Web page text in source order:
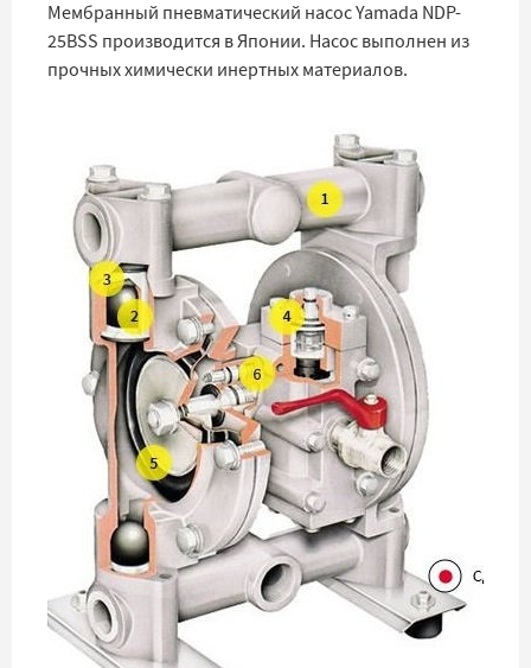
Мембранный пневматический насос Yamada NDP-
25BSS производится в Японии. Насос выполнен из
прочных химически инертных материалов.